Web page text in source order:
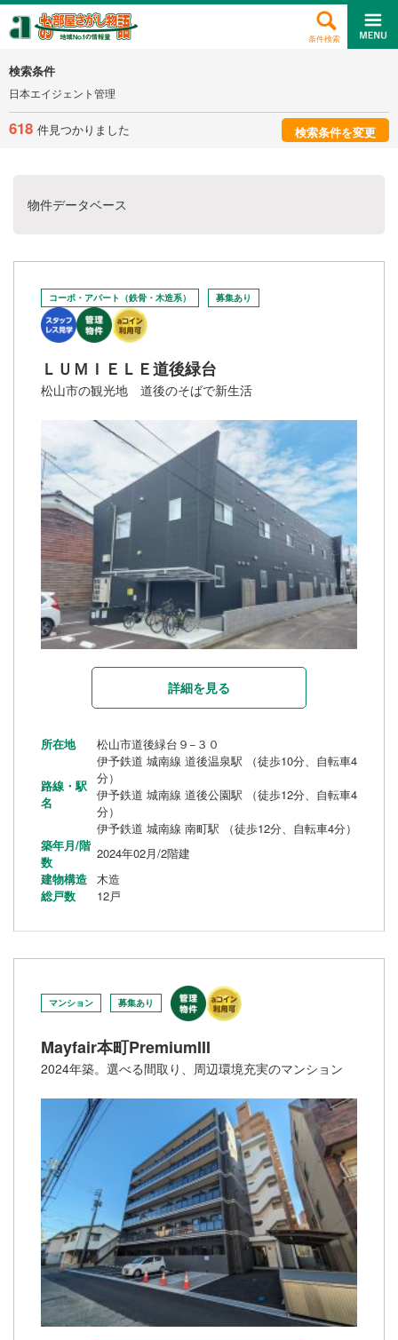
条件検索
検索条件
日本エイジェント管理
618 件見つかりました 検索条件を変更
物件データベース
コーポ・アパート（鉄骨・木造系） 募集あり
ＬＵＭＩＥＬＥ道後緑台
松山市の観光地 道後のそばで新生活
詳細を見る
所在地 松山市道後緑台９−３０
路線・駅
名
伊予鉄道 城南線 道後温泉駅 （徒歩10分、自転車4
分）
伊予鉄道 城南線 道後公園駅 （徒歩12分、自転車4
分）
伊予鉄道 城南線 南町駅 （徒歩12分、自転車4分）
築年月/階
数
2024年02月/2階建
建物構造
木造
総戸数
12戸
マンション 募集あり
Mayfair本町PremiumIII
2024年築。選べる間取り、周辺環境充実のマンション